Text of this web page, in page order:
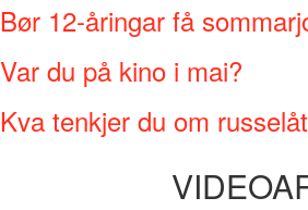
Bør 12-åringar få
Var du på kino i mai?
Kva tenkjer du om